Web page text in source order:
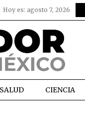
Hoy es: agosto 7, 2026
SALUD CIENCIA